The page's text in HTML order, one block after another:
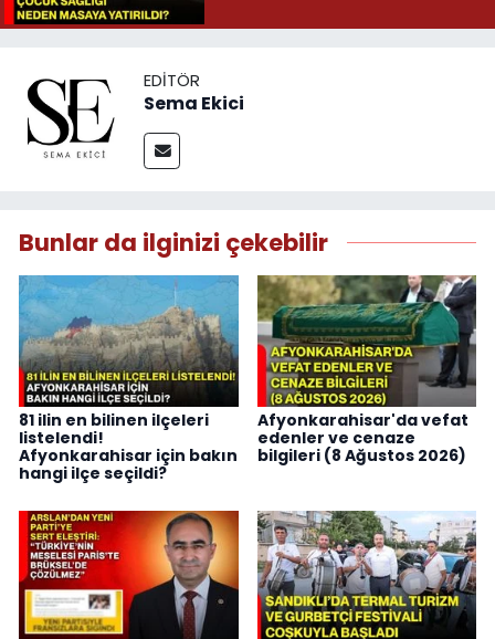
EDITÖR
Sema Ekici
Bunlar da ilginizi çekebilir
81 ilin en bilinen ilçeleri
listelendi!
Afyonkarahisar için bakın
hangi ilçe seçildi?
Afyonkarahisar'da vefat
edenler ve cenaze
bilgileri (8 Ağustos 2026)